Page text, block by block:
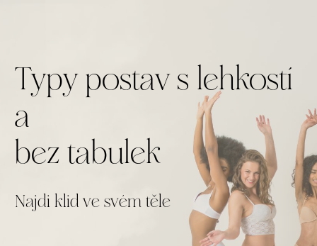
Typy postav s lehkostí
a
bez tabulek
Najdi klid ve svém těle